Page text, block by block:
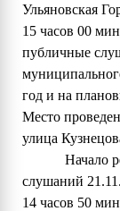
Ульяновская
15 часов 00
публичные
год и на
Место
улица
Начало
слушаний
14 часов 50